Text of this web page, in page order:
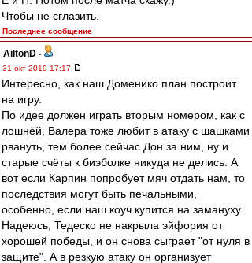
Чтобы не сглазить.
Последнее сообщение
AiltonD -
31 окт 2019 17:17
Интересно, как наш Доменико план построит
на игру.
По идее должен играть вторым номером, как с
лошнёй, Валера тоже любит в атаку с шашками
рвануть, тем более сейчас Дон за ним, ну и
старые счёты к биэболке никуда не делись. А
вот если Карпин попробует мяч отдать нам, то
последствия могут быть печальными,
особенно, если наш коуч купится на замануху.
Надеюсь, Тедеско не накрыла эйфория от
хорошей победы, и он снова сыграет "от нуля в
защите". А в резкую атаку он организует